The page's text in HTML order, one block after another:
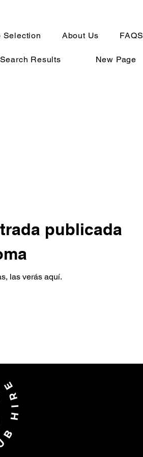
Selection About Us FAQS
Search Results New Page
publicada
las verás aquí.